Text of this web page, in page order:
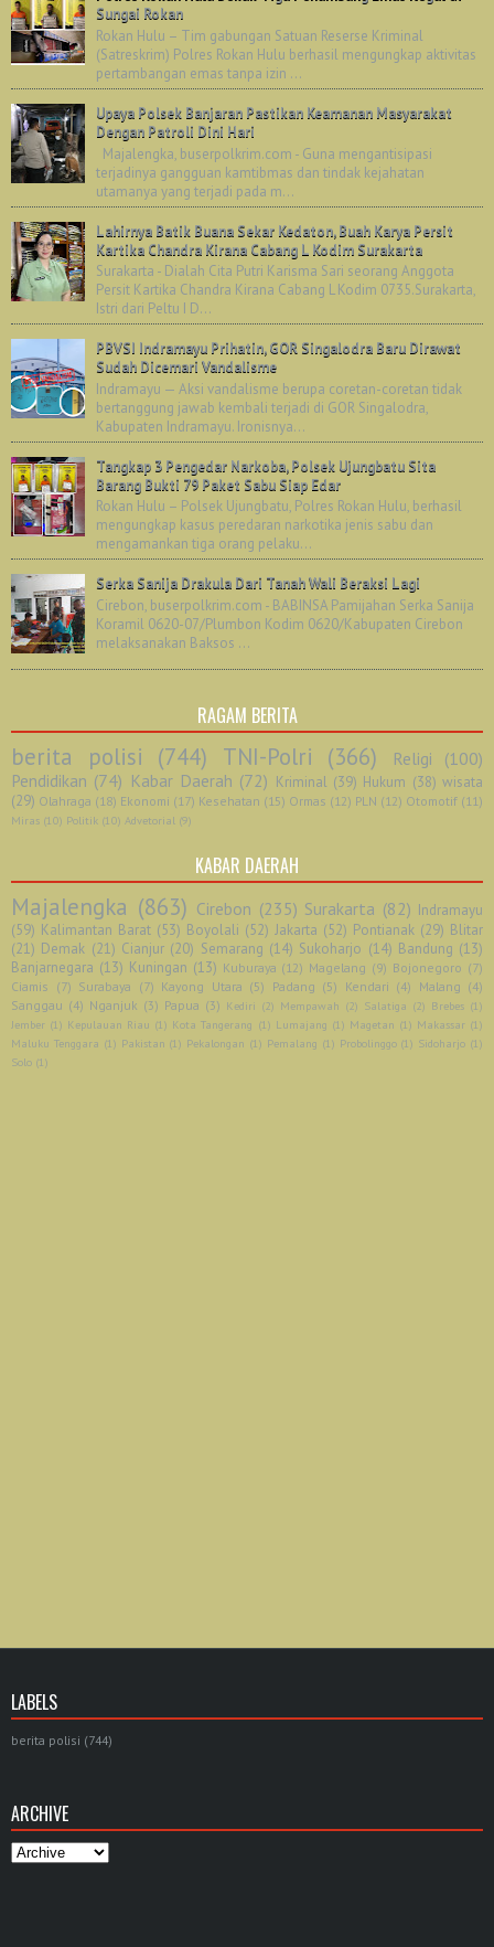
Sungai Rokan
Rokan Hulu – Tim gabungan Satuan Reserse Kriminal
(Satreskrim) Polres Rokan Hulu berhasil mengungkap aktivitas
pertambangan emas tanpa izin ...
Upaya Polsek Banjaran Pastikan Keamanan Masyarakat
Dengan Patroli Dini Hari
Majalengka, buserpolkrim.com - Guna mengantisipasi
terjadinya gangguan kamtibmas dan tindak kejahatan
utamanya yang terjadi pada m...
Lahirnya Batik Buana Sekar Kedaton, Buah Karya Persit
Kartika Chandra Kirana Cabang L Kodim Surakarta
Surakarta - Dialah Cita Putri Karisma Sari seorang Anggota
Persit Kartika Chandra Kirana Cabang L Kodim 0735.Surakarta,
Istri dari Peltu I D...
PBVSI Indramayu Prihatin, GOR Singalodra Baru Dirawat
Sudah Dicemari Vandalisme
Indramayu — Aksi vandalisme berupa coretan-coretan tidak
bertanggung jawab kembali terjadi di GOR Singalodra,
Kabupaten Indramayu. Ironisnya...
Tangkap 3 Pengedar Narkoba, Polsek Ujungbatu Sita
Barang Bukti 79 Paket Sabu Siap Edar
Rokan Hulu – Polsek Ujungbatu, Polres Rokan Hulu, berhasil
mengungkap kasus peredaran narkotika jenis sabu dan
mengamankan tiga orang pelaku...
Serka Sanija Drakula Dari Tanah Wali Beraksi Lagi
Cirebon, buserpolkrim.com - BABINSA Pamijahan Serka Sanija
Koramil 0620-07/Plumbon Kodim 0620/Kabupaten Cirebon
melaksanakan Baksos ...
RAGAM BERITA
berita polisi (744) TNI-Polri (366) Religi
(100)
Pendidikan (74) Kabar Daerah (72) Kriminal (39) Hukum (38) wisata
(29) Olahraga (18) Ekonomi (17) Kesehatan (15) Ormas (12) PLN (12) Otomotif (11)
Miras (10) Politik (10) Advetorial (9)
KABAR DAERAH
Majalengka (863) Cirebon (235) Surakarta (82) Indramayu
(59) Kalimantan Barat (53) Boyolali (52) Jakarta (52) Pontianak (29) Blitar
(21) Demak (21) Cianjur (20) Semarang (14) Sukoharjo (14) Bandung (13)
Banjarnegara (13) Kuningan (13) Kuburaya (12) Magelang (9) Bojonegoro (7)
Ciamis (7) Surabaya (7) Kayong Utara (5) Padang (5) Kendari (4) Malang (4)
Sanggau (4) Nganjuk (3) Papua (3) Kediri (2) Mempawah (2) Salatiga (2) Brebes (1)
Jember (1) Kepulauan Riau (1) Kota Tangerang (1) Lumajang (1) Magetan (1) Makassar (1)
Maluku Tenggara (1) Pakistan (1) Pekalongan (1) Pemalang (1) Probolinggo (1) Sidoharjo (1)
Solo (1)
LABELS
berita polisi (744)
ARCHIVE